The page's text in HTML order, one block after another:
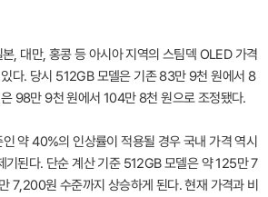
, 대만, 홍콩 등 아시아 지역의 스팀덱 OLED 가격
다. 당시 512GB 모델은 기존 83만 9천 원에서 8
98만 9천 원에서 104만 8천 원으로 조정됐다.
약 40%의 인상률이 적용될 경우 국내 가격 역시
기된다. 단순 계산 기준 512GB 모델은 약 125만 7
7,200원 수준까지 상승하게 된다. 현재 가격과 비